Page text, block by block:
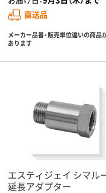
直送品
メーカー品番・販売単位違いの商品
あります
エスティジェイ シマル
延長アダプター